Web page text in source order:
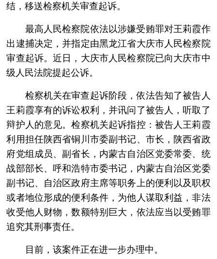
结，移送检察机关审查起诉。
最高人民检察院依法以涉嫌受贿罪对王莉霞作
出逮捕决定，并指定由黑龙江省大庆市人民检察院
审查起诉。近日，大庆市人民检察院已向大庆市中
级人民法院提起公诉。
检察机关在审查起诉阶段，依法告知了被告人
王莉霞享有的诉讼权利，并讯问了被告人，听取了
辩护人的意见。检察机关起诉指控：被告人王莉霞
利用担任陕西省铜川市委副书记、市长，陕西省政
府党组成员、副省长，内蒙古自治区党委常委、统
战部部长、呼和浩特市委书记，内蒙古自治区党委
副书记、自治区政府主席等职务上的便利以及职权
或者地位形成的便利条件，为他人谋取利益，非法
收受他人财物，数额特别巨大，依法应当以受贿罪
追究其刑事责任。
目前，该案件正在进一步办理中。